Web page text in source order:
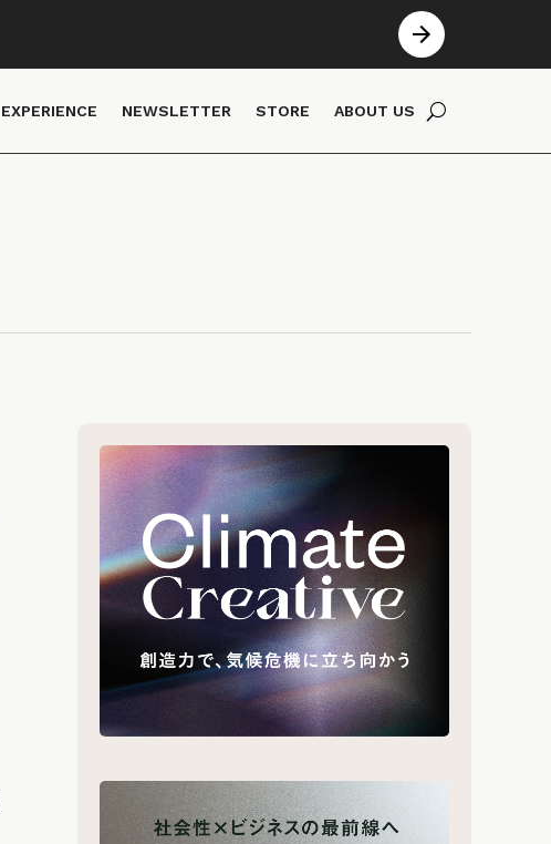
EXPERIENCE NEWSLETTER STORE ABOUT US